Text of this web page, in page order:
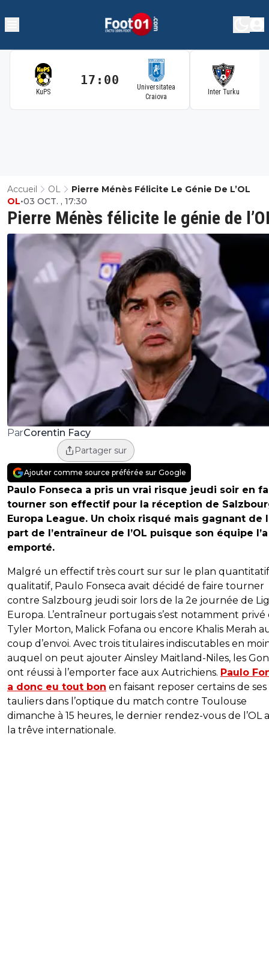
KuPS
17:00
Universitatea
Craiova
Inter Turku
Accueil OL Pierre Ménès Félicite Le Génie De L’OL
Pierre Ménès félicite le génie de
OL•03 OCT. , 17:30
ParCorentin Facy
Partager sur
Ajouter comme source préférée sur Google
Paulo Fonseca a pris un vrai risque jeudi soir en
tourner son effectif pour la réception de
Europa League. Un choix risqué mais gagnant de
part de l’entraîneur de l’OL puisque son équipe l’a
emporté.
Malgré un effectif très court sur sur le plan
qualitatif, Paulo Fonseca avait décidé de faire tourner
contre Salzbourg jeudi soir lors de la 2e journée de
Europa. L’entraîneur portugais s’est notamment privé
Tyler Morton, Malick Fofana ou encore Khalis Merah
coup d’envoi. Avec trois titulaires indiscutables en
auquel on peut ajouter Ainsley Maitland-Niles, les
ont réussi à l’emporter face aux Autrichiens. Paulo
a donc eu tout bon en faisant reposer certains de ses
tauliers dans l’optique du match contre Toulouse
dimanche à 15 heures, le dernier rendez-vous de l’OL
la trêve internationale.